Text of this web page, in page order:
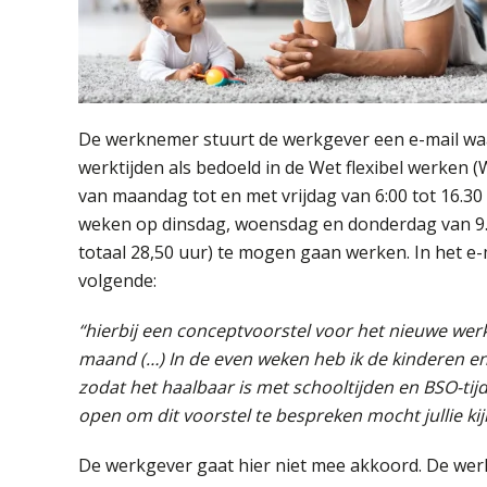
De werknemer stuurt de werkgever een e-mail
werktijden als bedoeld in de Wet flexibel werken
van maandag tot en met vrijdag van 6:00 tot
weken op dinsdag, woensdag en donderdag van
totaal 28,50 uur) te mogen gaan werken. In het
volgende:
“hierbij een conceptvoorstel voor het nieuwe
maand (…) In de even weken heb ik de kinderen
zodat het haalbaar is met schooltijden en BSO-
open om dit voorstel te bespreken mocht jullie
De werkgever gaat hier niet mee akkoord. De